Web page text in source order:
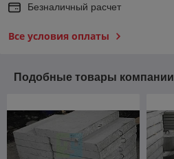
Безналичный расчет
Все условия оплаты
Подобные товары компании